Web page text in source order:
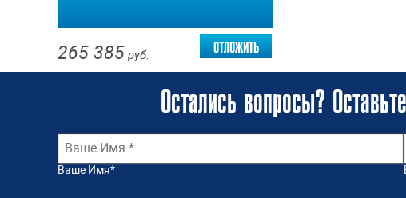
265 385 руб. отложить
Остались вопросы?
Ваше Имя*